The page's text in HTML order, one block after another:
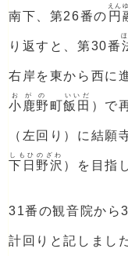
南下、第26番の 円
えん
り返すと、第30番
右岸を東から西に
小鹿野
おがの
町飯田
いいだ
）で
（左回り）に結願
下日野沢
しもひのざわ
）を目指
31番の観音院から
計回りと記しまし